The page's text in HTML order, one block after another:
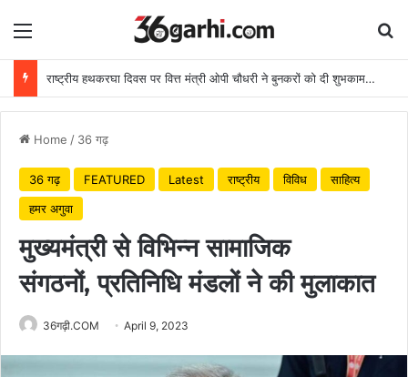
Menu
राष्ट्रीय हथकरघा दिवस पर वित्त मंत्री ओपी चौधरी ने बुनकरों को दी शुभकामनाएं
Home / 36 गढ़
36 गढ़ FEATURED Latest राष्ट्रीय विविध
साहित्य
हमर अगुवा
मुख्यमंत्री से विभिन्न सामाजिक
संगठनों, प्रतिनिधि मंडलों ने की मुलाकात
36गढ़ी.COM April 9, 2023